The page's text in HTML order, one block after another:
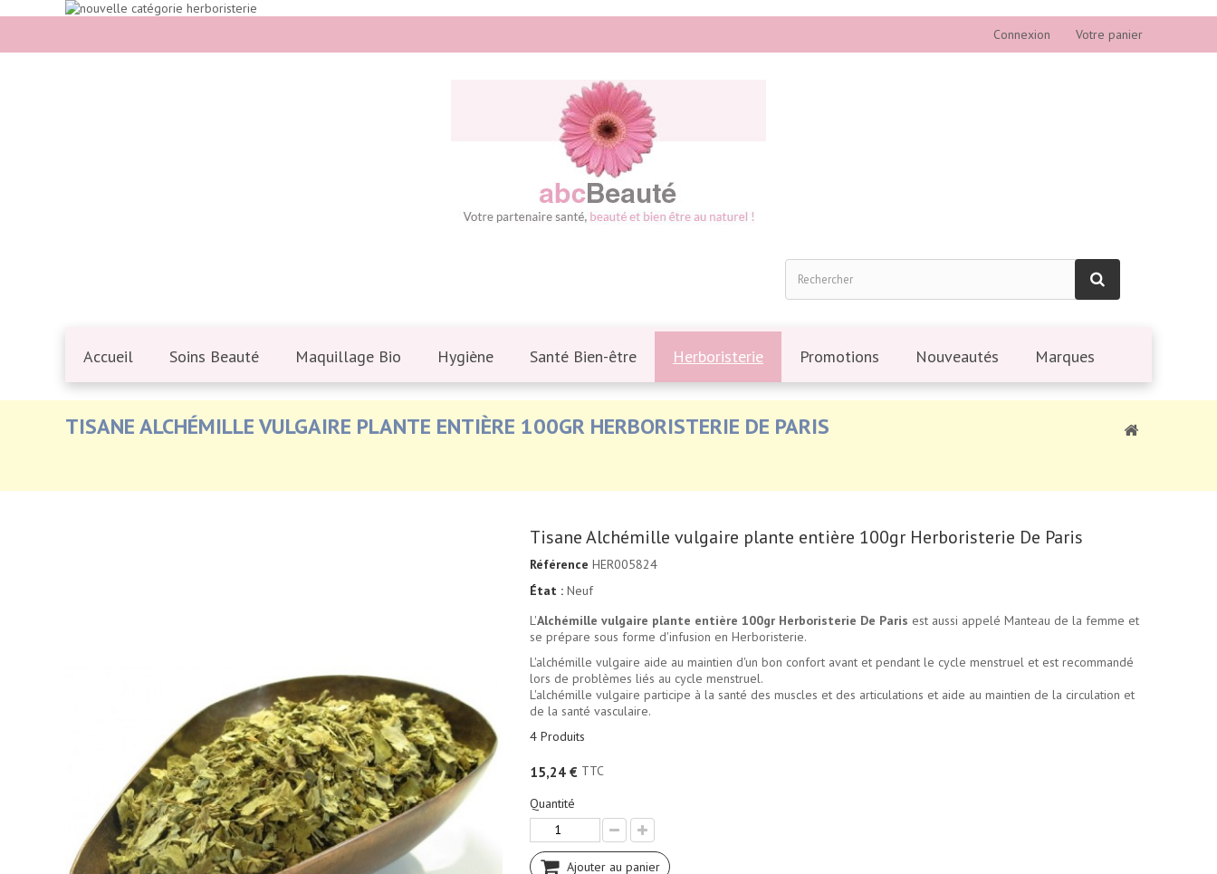
Connexion Votre panier
Accueil Soins Beauté Maquillage Bio Hygiène Santé Bien-être Herboristerie Promotions Nouveautés Marques
TISANE ALCHÉMILLE VULGAIRE PLANTE ENTIÈRE 100GR HERBORISTERIE DE PARIS
Tisane Alchémille vulgaire plante entière 100gr Herboristerie De Paris
Référence HER005824
État : Neuf
L'Alchémille vulgaire plante entière 100gr Herboristerie De Paris est aussi appelé Manteau de la femme et
se prépare sous forme d'infusion en Herboristerie.
L'alchémille vulgaire aide au maintien d'un bon confort avant et pendant le cycle menstruel et est recommandé
lors de problèmes liés au cycle menstruel.
L'alchémille vulgaire participe à la santé des muscles et des articulations et aide au maintien de la circulation et
de la santé vasculaire.
4 Produits
15,24 € TTC
Quantité
Ajouter au panier